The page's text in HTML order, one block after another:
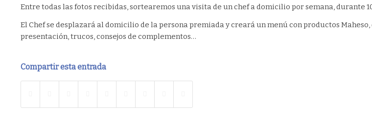
Entre todas las fotos recibidas, sortearemos una visita de un chef a domicilio por semana, durante
El Chef se desplazará al domicilio de la persona premiada y creará un menú con productos Maheso,
presentación, trucos, consejos de complementos…
Compartir esta entrada